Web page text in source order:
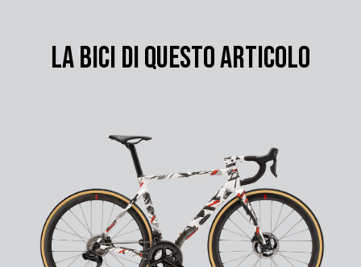
LA BICI DI QUESTO ARTICOLO